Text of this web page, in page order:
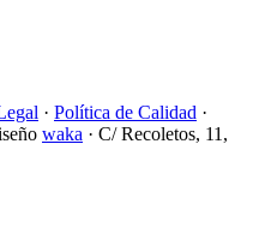
· Política de Calidad ·
waka · C/ Recoletos, 11,